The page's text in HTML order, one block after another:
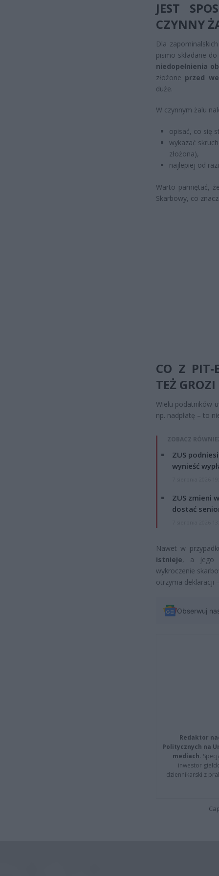
JEST
CZYNNY
Dla
pismo składane
niedopełnienia
złożone przed
duże.
W czynnym żalu
opisać, co się
wykazać
złożona),
najlepiej od
Warto pamiętać,
Skarbowy, co
CO Z PIT-
TEŻ
Wielu podatników
np. nadpłatę – to
ZOBACZ
ZUS
wynieść
ZUS zmieni
dostać
Nawet w
istnieje, a jego
wykroczenie
otrzyma deklaracji
Obserwuj
Redaktor
Politycznych na
mediach.
inwestor
dziennikarski z